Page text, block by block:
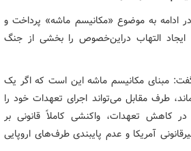
ادامه به موضوع «مکانیسم ماشه» پرداخت و
ایجاد التهاب دراین‌خصوص را بخشی از جنگ
مبنای مکانیسم ماشه این است که اگر یک
طرف مقابل می‌تواند اجرای تعهدات خود را
در کاهش تعهدات، واکنشی کاملاً قانونی بر
آمریکا و عدم پایبندی طرف‌های اروپایی